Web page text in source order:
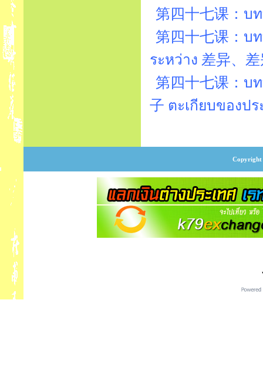
第四十七课：บ
第四十七课：บ
ระหว่าง 差异、
第四十七课：บ
子 ตะเกียบของป
Copyright